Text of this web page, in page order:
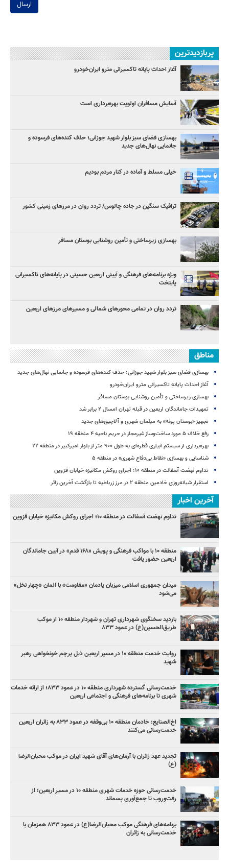
ارسال
پربازدیدترین
آغاز احداث پایانه تاکسیرانی مترو ایران‌خودرو
آسایش مسافران اولویت بهره‌برداری است
بهسازی فضای سبز بلوار شهید جوزانی؛ حذف کنده‌های فرسوده و
جانمایی نهال‌های جدید
خیلی مسلط و آماده در کنار مردم بودیم
ترافیک سنگین در جاده چالوس/ تردد روان در مرزهای زمینی کشور
بهسازی زیرساختی و تأمین روشنایی بوستان مسافر
ویژه برنامه‌های فرهنگی و آیینی اربعین حسینی در پایانه‌های تاکسیرانی
پایتخت
تردد روان در تمامی محورهای شمالی و مسیرهای مرزهای اربعین
مناطق
بهسازی فضای سبز بلوار شهید جوزانی؛ حذف کنده‌های فرسوده و جانمایی نهال‌های جدید
آغاز احداث پایانه تاکسیرانی مترو ایران‌خودرو
بهسازی زیرساختی و تأمین روشنایی بوستان مسافر
تمهیدات جاماندگان اربعین در قبله تهران امسال ۲ برابر شد
تجهیز «بوستان پونه» به مبلمان شهری و آلاچیق‌های جدید
رفع خلاف ۵ مورد ساخت‌وساز غیرمجاز در حریم ناحیه ۴ منطقه ۱۹
بهره‌برداری از سیستم آبیاری قطره‌ای به طول ۹۰۰ متر از بلوار امیرکبیر در منطقه ۲۲
شناسایی و بهسازی «نقاط بی‌دفاع شهری» در منطقه ۵
تداوم نهضت آسفالت در منطقه ۱۰؛ اجرای روکش مکانیزه خیابان قزوین
استقرار شبانه‌روزی خادمین منطقه ۲ در مرز زرباطیه تا بازگشت آخرین زائر
آخرین اخبار
تداوم نهضت آسفالت در منطقه ۱۰؛ اجرای روکش مکانیزه خیابان قزوین
منطقه ۱۰ با مواکب فرهنگی و پویش «۱۶۸ قدم» در آیین جاماندگان
اربعین حضور یافت
میدان جمهوری اسلامی میزبان یادمان «مقاومت» با المان «چهار نخل»
می‌شود
بازدید سخنگوی شهرداری تهران و شهردار منطقه ۱۰ از موکب
طریق‌الحسین(ع) در عمود ۸۳۳
روایت خدمت منطقه ۱۰ در مسیر اربعین ذیل پرچم خونخواهی رهبر
شهید
خدمت‌رسانی گسترده شهرداری منطقه ۱۰ در عمود ۸۳۳؛ از ارائه خدمات
شهری تا برنامه‌های فرهنگی و اجتماعی اربعین
اخ‌الصنایع: خادمان منطقه ۱۰ بی‌وقفه در عمود ۸۳۳ به زائران اربعین
خدمت‌رسانی می‌کنند
تجدید عهد زائران با آرمان‌های آقای شهید ایران در موکب محبان‌الرضا
(ع)
خدمت‌رسانی حوزه خدمات شهری منطقه ۱۰ در مسیر اربعین؛ از
رفت‌وروب تا جمع‌آوری پسماند
برنامه‌های فرهنگی موکب محبان‌الرضا(ع) در عمود ۸۳۳ همزمان با
خدمت‌رسانی به زائران